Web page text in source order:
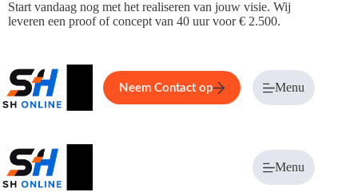
Ga
naar
Start vandaag nog met het realiseren van jouw visie. Wij
leveren een proof of concept van 40 uur voor € 2.500.
Home Service Over ons
Neem Contact op Menu
Menu